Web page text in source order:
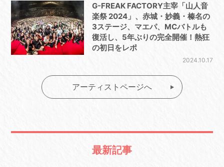
G-FREAK FACTORY主宰「山人音
楽祭 2024」、赤城・妙義・榛名の
3ステージ、マエパ、MCバトルも
復活し、5年ぶりの完全開催！熱狂
の初日をレポ
2024.10.17
アーティストページへ
最新記事